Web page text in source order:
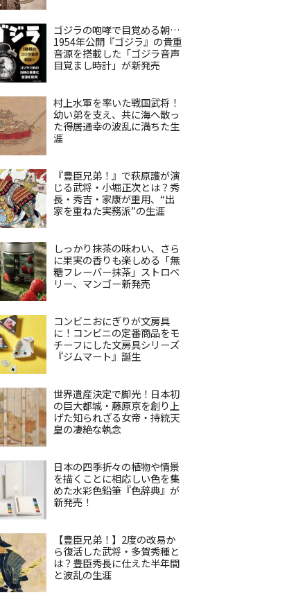
ゴジラの咆哮で目覚める朝…
1954年公開『ゴジラ』の貴重
音源を搭載した「ゴジラ音声
目覚まし時計」が新発売
村上水軍を率いた戦国武将！
幼い弟を支え、共に海へ散っ
た得居通幸の波乱に満ちた生
涯
『豊臣兄弟！』で萩原護が演
じる武将・小堀正次とは？秀
長・秀吉・家康が重用、“出
家を重ねた実務派”の生涯
しっかり抹茶の味わい、さら
に果実の香りも楽しめる「無
糖フレーバー抹茶」ストロベ
リー、マンゴー新発売
コンビニおにぎりが文房具
に！コンビニの定番商品をモ
チーフにした文房具シリーズ
『ジムマート』誕生
世界遺産決定で脚光！日本初
の巨大都城・藤原京を創り上
げた知られざる女帝・持統天
皇の凄絶な執念
日本の四季折々の植物や情景
を描くことに相応しい色を集
めた水彩色鉛筆『色辞典』が
新発売！
【豊臣兄弟！】2度の改易か
ら復活した武将・多賀秀種と
は？豊臣秀長に仕えた半年間
と波乱の生涯